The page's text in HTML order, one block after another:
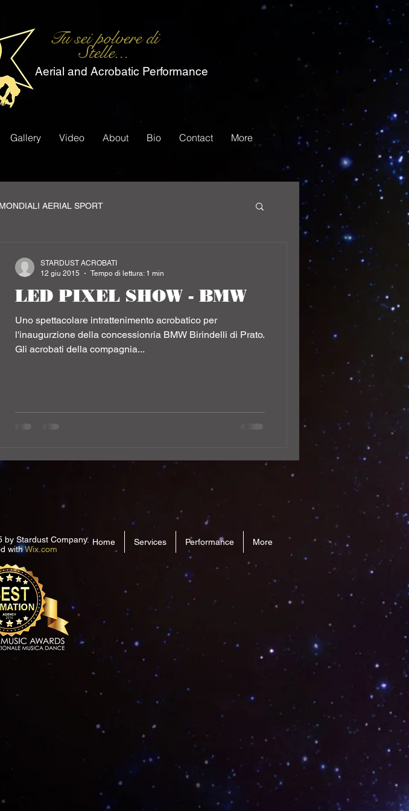
Gallery Video About Bio Contact More
Tu sei polvere di
Stelle...
Aerial and Acrobatic Performance
MONDIALI AERIAL SPORT
LED PIXEL SHOW - BMW
Uno spettacolare intrattenimento acrobatico per
l'inaugurzione della concessionria BMW Birindelli di Prato.
Gli acrobati della compagnia...
STARDUST ACROBATI
12 giu 2015
Tempo di lettura: 1 min
by Stardust Company.
withWix.com
Home Services Performance More